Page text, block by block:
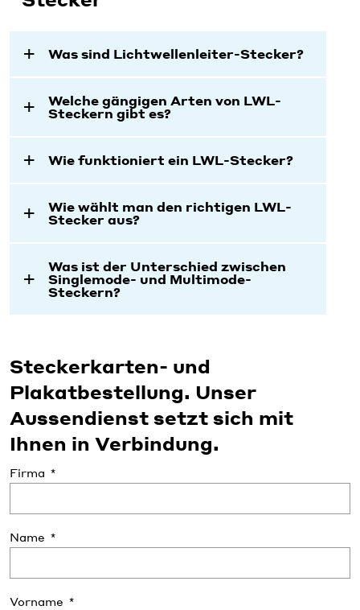
Was sind Lichtwellenleiter-Stecker?
Welche gängigen Arten von LWL-
Steckern gibt es?
Wie funktioniert ein LWL-Stecker?
Wie wählt man den richtigen LWL-
Stecker aus?
Was ist der Unterschied zwischen
Singlemode- und Multimode-
Steckern?
Steckerkarten- und
Plakatbestellung. Unser
Aussendienst setzt sich mit
Ihnen in Verbindung.
Firma
Name
Vorname